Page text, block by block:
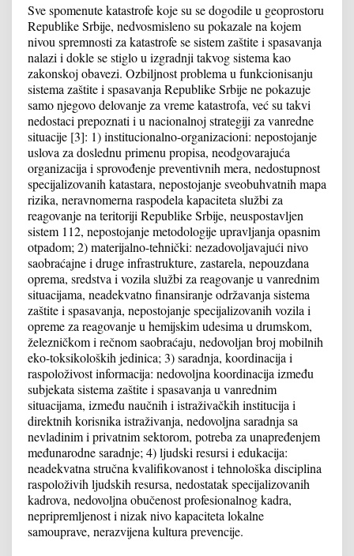
Sve spomenute katastrofe koje su se dogodile u geoprostoru
Republike Srbije, nedvosmisleno su pokazale na kojem
nivou spremnosti za katastrofe se sistem zaštite i spasavanja
nalazi i dokle se stiglo u izgradnji takvog sistema kao
zakonskoj obavezi. Ozbiljnost problema u funkcionisanju
sistema zaštite i spasavanja Republike Srbije ne pokazuje
samo njegovo delovanje za vreme katastrofa, već su takvi
nedostaci prepoznati i u nacionalnoj strategiji za vanredne
situacije [3]: 1) institucionalno-organizacioni: nepostojanje
uslova za doslednu primenu propisa, neodgovarajuća
organizacija i sprovođenje preventivnih mera, nedostupnost
specijalizovanih katastara, nepostojanje sveobuhvatnih mapa
rizika, neravnomerna raspodela kapaciteta službi za
reagovanje na teritoriji Republike Srbije, neuspostavljen
sistem 112, nepostojanje metodologije upravljanja opasnim
otpadom; 2) materijalno-tehnički: nezadovoljavajući nivo
saobraćajne i druge infrastrukture, zastarela, nepouzdana
oprema, sredstva i vozila službi za reagovanje u vanrednim
situacijama, neadekvatno finansiranje održavanja sistema
zaštite i spasavanja, nepostojanje specijalizovanih vozila i
opreme za reagovanje u hemijskim udesima u drumskom,
železničkom i rečnom saobraćaju, nedovoljan broj mobilnih
eko-toksikoloških jedinica; 3) saradnja, koordinacija i
raspoloživost informacija: nedovoljna koordinacija između
subjekata sistema zaštite i spasavanja u vanrednim
situacijama, između naučnih i istraživačkih institucija i
direktnih korisnika istraživanja, nedovoljna saradnja sa
nevladinim i privatnim sektorom, potreba za unapređenjem
međunarodne saradnje; 4) ljudski resursi i edukacija:
neadekvatna stručna kvalifikovanost i tehnološka disciplina
raspoloživih ljudskih resursa, nedostatak specijalizovanih
kadrova, nedovoljna obučenost profesionalnog kadra,
nepripremljenost i nizak nivo kapaciteta lokalne
samouprave, nerazvijena kultura prevencije.